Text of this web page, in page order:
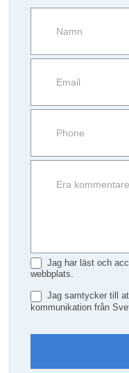
more
information
Property
side
Form
Jag har läst och
webbplats.
Jag samtycker till
kommunikation från